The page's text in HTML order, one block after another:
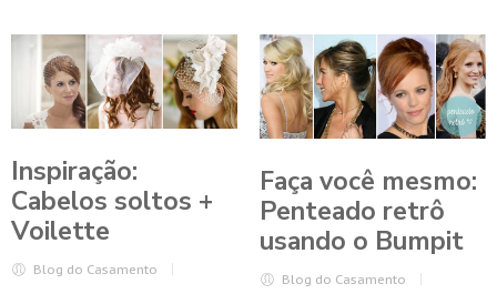
Inspiração:
Cabelos soltos +
Voilette
Blog do Casamento
Faça você mesmo:
Penteado retrô
usando o Bumpit
Blog do Casamento